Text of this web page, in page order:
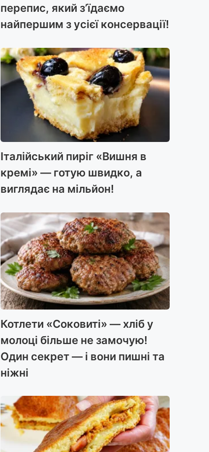
перепис, який з’їдаємо
найпершим з усієї консервації!
Італійський пиріг «Вишня в
кремі» — готую швидко, а
виглядає на мільйон!
Котлети «Соковиті» — хліб у
молоці більше не замочую!
Один секрет — і вони пишні та
ніжні